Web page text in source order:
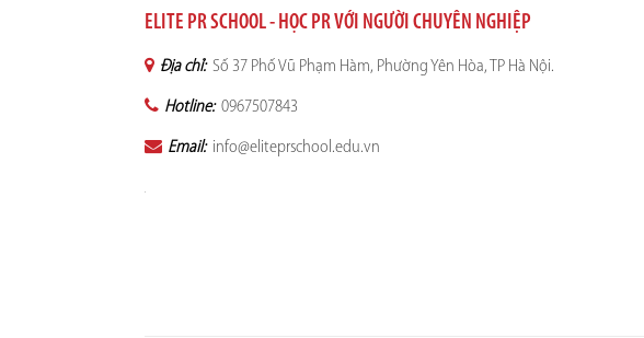
ELITE PR SCHOOL - HỌC PR VỚI NGƯỜI CHUYÊN NGHIỆP
Địa chỉ: Số 37 Phố Vũ Phạm Hàm, Phường Yên Hòa, TP Hà Nội.
Hotline: 0967507843
Email: info@eliteprschool.edu.vn